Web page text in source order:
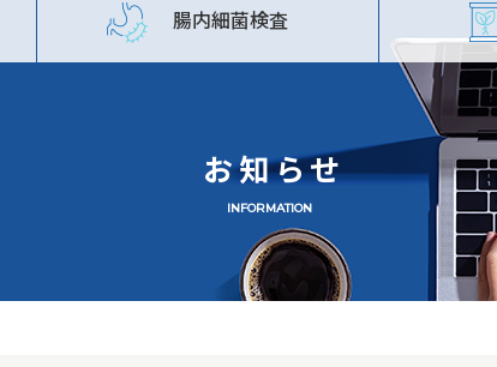
腸内細菌検査
お知らせ
INFORMATION